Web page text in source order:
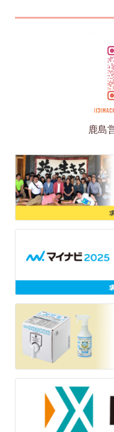
鹿島